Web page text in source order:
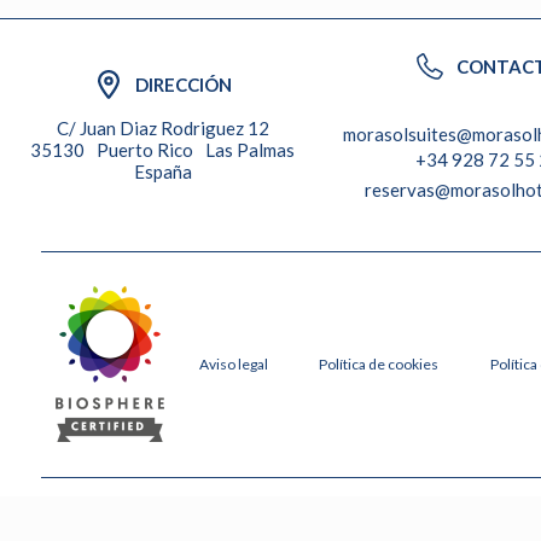
DIRECCIÓN
C/ Juan Diaz Rodriguez 12
35130
Puerto Rico
Las Palmas
España
+34 928 72 55
Aviso legal Política de cookies